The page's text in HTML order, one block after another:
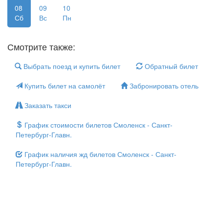
08
Сб
09
Вс
10
Пн
Смотрите также:
Выбрать поезд и купить билет
Обратный билет
Купить билет на самолёт
Забронировать отель
Заказать такси
График стоимости билетов Смоленск - Санкт-
Петербург-Главн.
График наличия жд билетов Смоленск - Санкт-
Петербург-Главн.